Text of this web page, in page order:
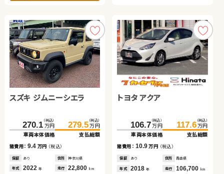
スズキ ジムニーシエラ
270.1 （税込）
万円
車両本体価格
279.5 （税込）
万円
支払総額
諸費用：9.4 万円 （税込）
保証 あり 住所 神奈川県
年式 2022 年 走行 22,800 km
トヨタ アクア
106.7 （税込）
万円
車両本体価格
117.6 （税込）
万円
支払総額
諸費用： 10.9万円 （税込）
保証 あり 住所 青森県
年式 2018年 走行 106,700 km
スズキ ジムニー
146.1（税込）
万円
154.2
諸費用：8.1 万円（税込）
あり 福島県
年式 2017年 走行
排気 660 整備 なし
トヨタ ルーミー
108.0（税込）
万円
諸費用：16.3万円（税込）
あり
年式 2019年 走行
排気 1,000 整備 法定整備付
トヨタ ルーミー
180.1万円
車両本体価格
支払総額
諸費用：9.3 万円 （税込）
トヨタ ノア ハイブリッド
457.2万円
車両本体価格
諸費用：10.3万円 （税込）